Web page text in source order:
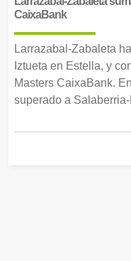
CaixaBank
Larrazabal-Zabaleta
Iztueta en Estella, y
Masters CaixaBank.
superado a